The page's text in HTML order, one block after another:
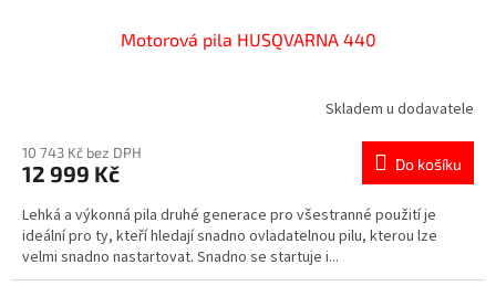
Motorová pila HUSQVARNA 440
Skladem u dodavatele
10 743 Kč bez DPH
12 999 Kč Do košíku
Lehká a výkonná pila druhé generace pro všestranné použití je
ideální pro ty, kteří hledají snadno ovladatelnou pilu, kterou lze
velmi snadno nastartovat. Snadno se startuje i...